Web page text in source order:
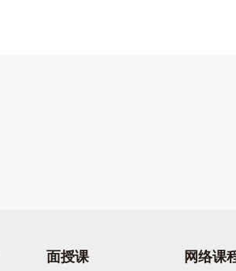
面授课 网络课